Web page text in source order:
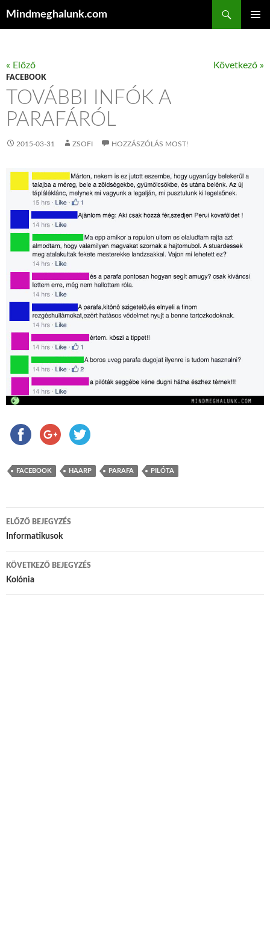
Mindmeghalunk.com
« Előző Következő »
FACEBOOK
TOVÁBBI INFÓK A
PARAFÁRÓL
2015-03-31 ZSOFI HOZZÁSZÓLÁS MOST!
FACEBOOK HAARP PARAFA PILÓTA
Bejegyzés navigáció
ELŐZŐ BEJEGYZÉS
Informatikusok
KÖVETKEZŐ BEJEGYZÉS
Kolónia